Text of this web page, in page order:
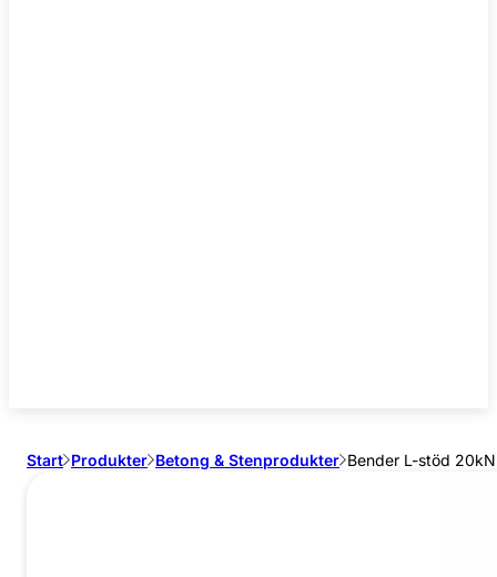
Start Produkter Betong & Stenprodukter Bender L-stöd